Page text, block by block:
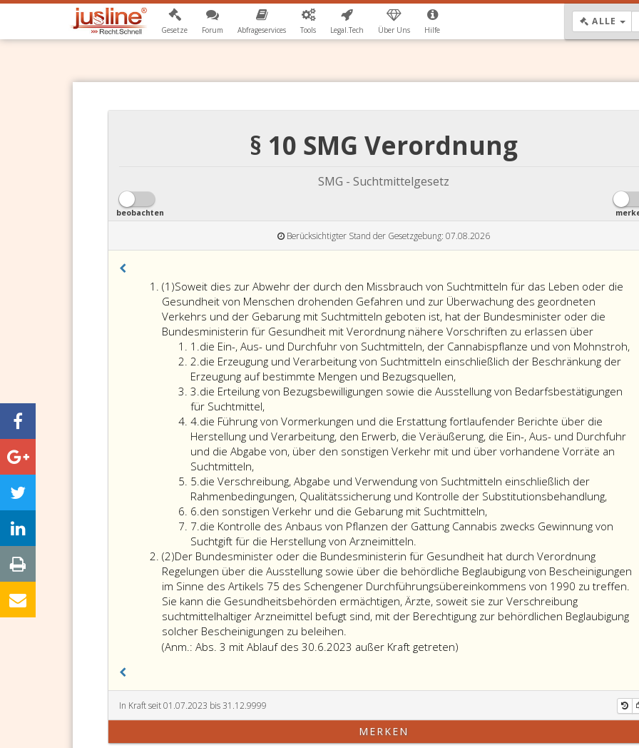
Gesetze Forum Abfrageservices Tools Legal.Tech Über Uns Hilfe
ALLE
§ 10 SMG Verordnung
SMG - Suchtmittelgesetz
beobachten
Berücksichtigter Stand der Gesetzgebung: 07.08.2026
(1)Absatz
eins
Soweit dies zur Abwehr der durch den Missbrauch von Suchtmitteln für das Leben oder die
Gesundheit von Menschen drohenden Gefahren und zur Überwachung des geordneten
Verkehrs und der Gebarung mit Suchtmitteln geboten ist, hat der Bundesminister oder die
Bundesministerin für Gesundheit mit Verordnung nähere Vorschriften zu erlassen über
1.Ziffer
eins
die Ein-, Aus- und Durchfuhr von Suchtmitteln, der Cannabispflanze und von Mohnstroh,
2.Ziffer
2
die Erzeugung und Verarbeitung von Suchtmitteln einschließlich der Beschränkung der
Erzeugung auf bestimmte Mengen und Bezugsquellen,
3.Ziffer
3
die Erteilung von Bezugsbewilligungen sowie die Ausstellung von Bedarfsbestätigungen
für Suchtmittel,
4.Ziffer
4
die Führung von Vormerkungen und die Erstattung fortlaufender Berichte über die
Herstellung und Verarbeitung, den Erwerb, die Veräußerung, die Ein-, Aus- und Durchfuhr
und die Abgabe von, über den sonstigen Verkehr mit und über vorhandene Vorräte an
Suchtmitteln,
5.Ziffer
5
die Verschreibung, Abgabe und Verwendung von Suchtmitteln einschließlich der
Rahmenbedingungen, Qualitätssicherung und Kontrolle der Substitutionsbehandlung,
6.Ziffer
6
den sonstigen Verkehr und die Gebarung mit Suchtmitteln,
7.Ziffer
7
die Kontrolle des Anbaus von Pflanzen der Gattung Cannabis zwecks Gewinnung von
Suchtgift für die Herstellung von Arzneimitteln.
(2)Absatz
2
Der Bundesminister oder die Bundesministerin für Gesundheit hat durch Verordnung
Regelungen über die Ausstellung sowie über die behördliche Beglaubigung von Bescheinigungen
im Sinne des Artikels 75 des Schengener Durchführungsübereinkommens von 1990 zu treffen.
Sie kann die Gesundheitsbehörden ermächtigen, Ärzte, soweit sie zur Verschreibung
suchtmittelhaltiger Arzneimittel befugt sind, mit der Berechtigung zur behördlichen Beglaubigung
solcher Bescheinigungen zu beleihen.
(Anm.: Abs. 3 mit Ablauf des 30.6.2023 außer Kraft getreten)
mit
des
30.6.2023
In Kraft seit 01.07.2023 bis 31.12.9999
MERKEN